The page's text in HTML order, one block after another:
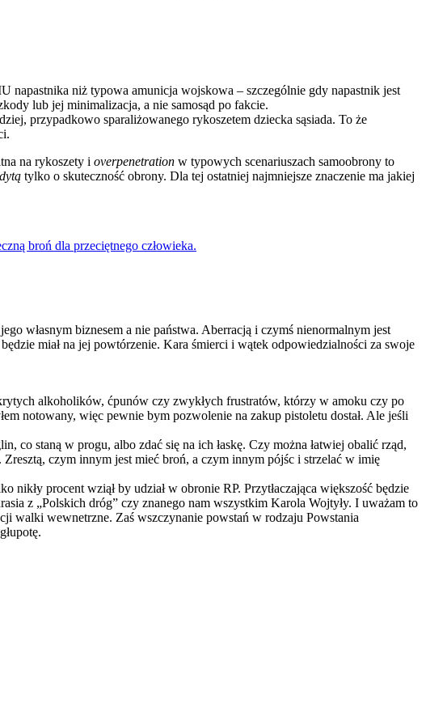
niż typowa amunicja wojskowa – szczególnie gdy napastnik jest
lub jej minimalizacja, a nie samosąd po fakcie.
przypadkowo sparaliżowanego rykoszetem dziecka sąsiada. To że
na rykoszety i overpenetration w typowych scenariuszach samoobrony to
tylko o skuteczność obrony. Dla tej ostatniej najmniejsze znaczenie ma jakiej
broń dla przeciętnego człowieka.
własnym biznesem a nie państwa. Aberracją i czymś nienormalnym jest
miał na jej powtórzenie. Kara śmierci i wątek odpowiedzialności za swoje
alkoholików, ćpunów czy zwykłych frustratów, którzy w amoku czy po
notowany, więc pewnie bym pozwolenie na zakup pistoletu dostał. Ale jeśli
co staną w progu, albo zdać się na ich łaskę. Czy można łatwiej obalić rząd,
czym innym jest mieć broń, a czym innym pójśc i strzelać w imię
procent wziął by udział w obronie RP. Przytłaczająca większość będzie
z „Polskich dróg” czy znanego nam wszystkim Karola Wojtyły. I uważam to
walki wewnetrzne. Zaś wszczynanie powstań w rodzaju Powstania